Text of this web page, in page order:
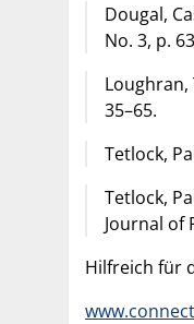
Dougal,
No. 3, p.
Loughran,
35–65.
Tetlock,
Tetlock,
Journal of
Hilfreich für